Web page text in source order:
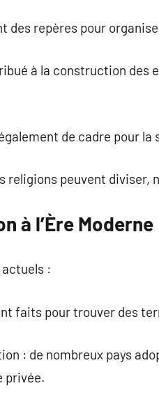
des repères pour
à la construction des
de cadre pour la
religions peuvent diviser,
à l’Ère Moderne
:
faits pour trouver des
: de nombreux pays
privée.